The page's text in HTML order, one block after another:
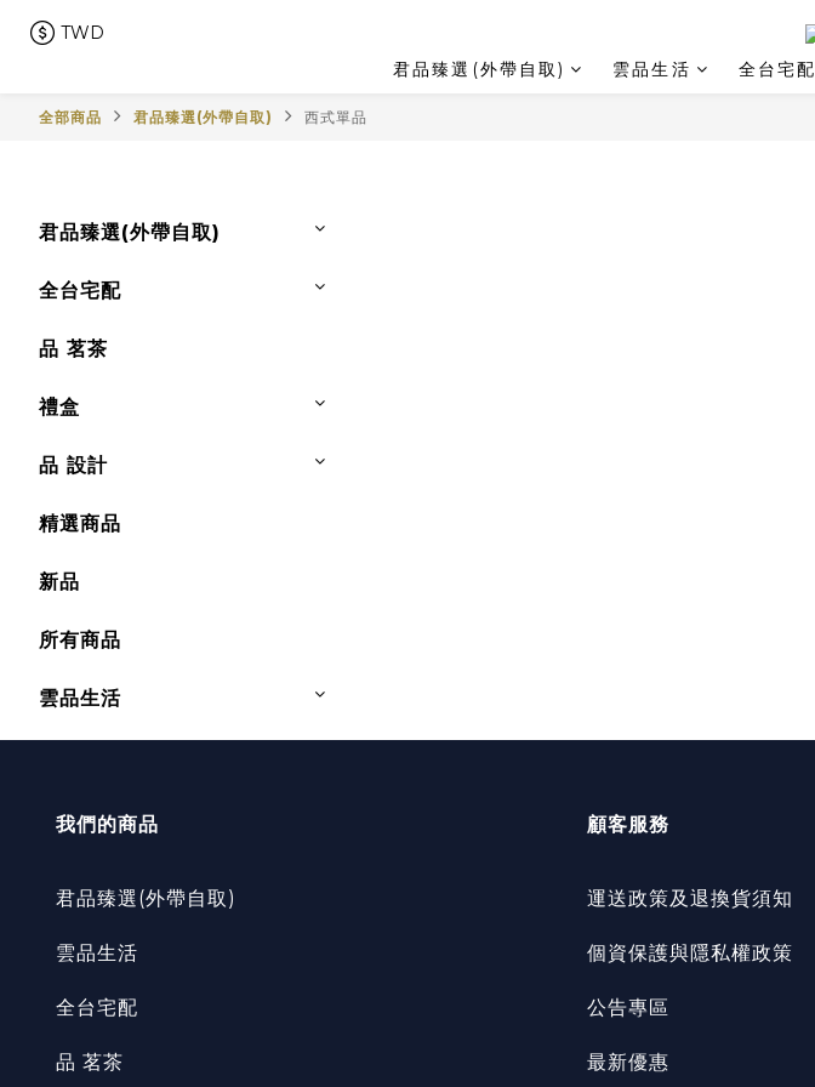
TWD
君品臻選(外帶自取)
雲品生活 全台宅配
全部商品 君品臻選(外帶自取) 西式單品
君品臻選(外帶自取)
全台宅配
品 茗茶
禮盒
品 設計
精選商品
新品
所有商品
雲品生活
我們的商品
君品臻選(外帶自取)
雲品生活
全台宅配
品 茗茶
顧客服務
運送政策及退換貨須知
個資保護與隱私權政策
公告專區
最新優惠